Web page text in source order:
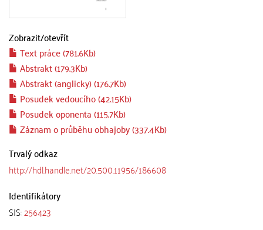
Zobrazit/otevřít
Text práce (781.6Kb)
Abstrakt (179.3Kb)
Abstrakt (anglicky) (176.7Kb)
Posudek vedoucího (42.15Kb)
Posudek oponenta (115.7Kb)
Záznam o průběhu obhajoby (337.4Kb)
Trvalý odkaz
http://hdl.handle.net/20.500.11956/186608
Identifikátory
SIS:256423